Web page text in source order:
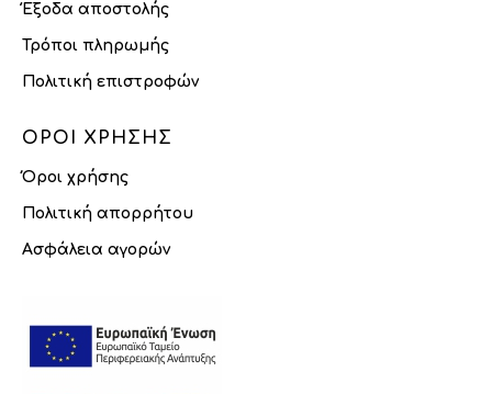
Έξοδα αποστολής
Τρόποι πληρωμής
Πολιτική επιστροφών
ΌΡΟΙ ΧΡΉΣΗΣ
Όροι χρήσης
Πολιτική απορρήτου
Ασφάλεια αγορών